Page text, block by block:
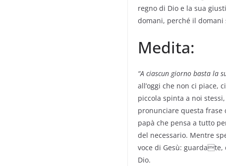
regno di Dio e la sua
domani, perché il domani
Medita:
“A ciascun giorno basta la
all’oggi che non ci piace,
piccola spinta a noi
pronunciare questa frase
papà che pensa a tutto
del necessario. Mentre
voce di Gesù: guardate,
Dio.